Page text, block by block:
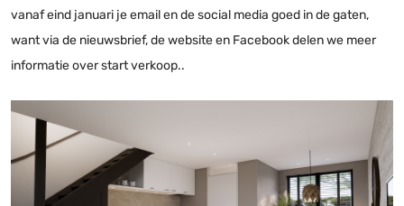
vanaf eind januari je email en de social media goed in de gaten,
want via de nieuwsbrief, de website en Facebook delen we meer
informatie over start verkoop..